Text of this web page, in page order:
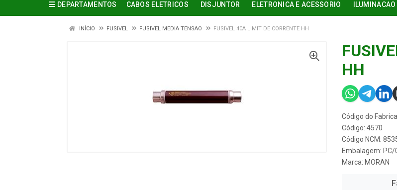
DEPARTAMENTOS CABOS ELETRICOS DISJUNTOR ELETRONICA E ACESSORIO
INÍCIO FUSIVEL FUSIVEL MEDIA TENSAO FUSIVEL 40A LIMIT DE CORRENTE HH
HH
Código do
Código: 4570
Código NCM:
Embalagem: PC/
Marca: MORAN